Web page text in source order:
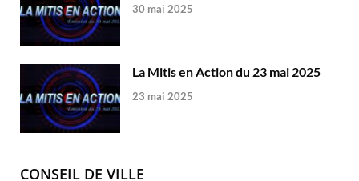
30 mai 2025
La Mitis en Action du 23 mai 2025
23 mai 2025
CONSEIL DE VILLE